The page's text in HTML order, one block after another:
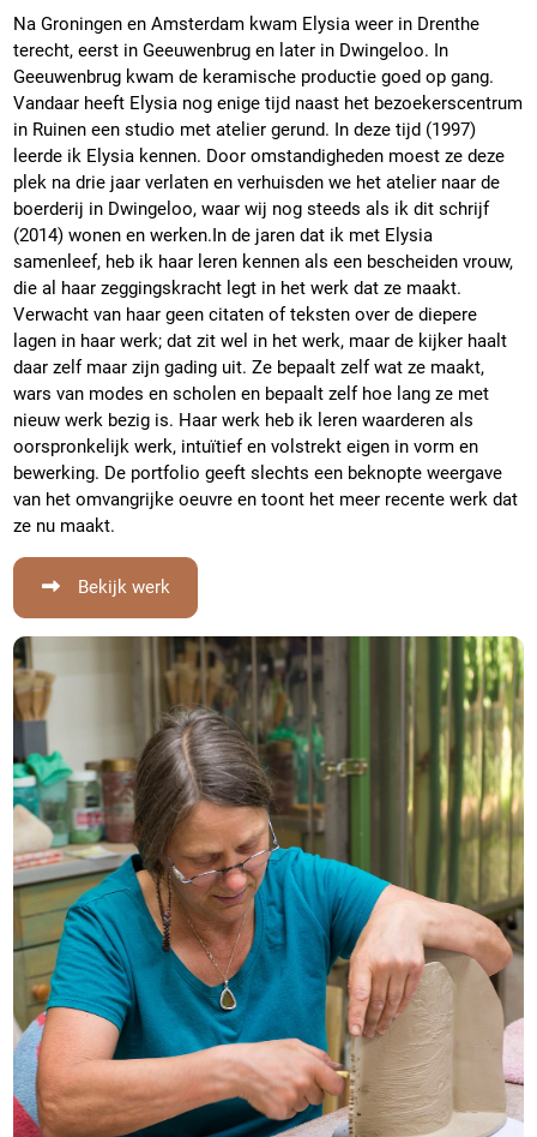
Na Groningen en Amsterdam kwam Elysia weer in Drenthe
terecht, eerst in Geeuwenbrug en later in Dwingeloo. In
Geeuwenbrug kwam de keramische productie goed op gang.
Vandaar heeft Elysia nog enige tijd naast het bezoekerscentrum
in Ruinen een studio met atelier gerund. In deze tijd (1997)
leerde ik Elysia kennen. Door omstandigheden moest ze deze
plek na drie jaar verlaten en verhuisden we het atelier naar de
boerderij in Dwingeloo, waar wij nog steeds als ik dit schrijf
(2014) wonen en werken.In de jaren dat ik met Elysia
samenleef, heb ik haar leren kennen als een bescheiden vrouw,
die al haar zeggingskracht legt in het werk dat ze maakt.
Verwacht van haar geen citaten of teksten over de diepere
lagen in haar werk; dat zit wel in het werk, maar de kijker haalt
daar zelf maar zijn gading uit. Ze bepaalt zelf wat ze maakt,
wars van modes en scholen en bepaalt zelf hoe lang ze met
nieuw werk bezig is. Haar werk heb ik leren waarderen als
oorspronkelijk werk, intuïtief en volstrekt eigen in vorm en
bewerking. De portfolio geeft slechts een beknopte weergave
van het omvangrijke oeuvre en toont het meer recente werk dat
ze nu maakt.
Bekijk werk